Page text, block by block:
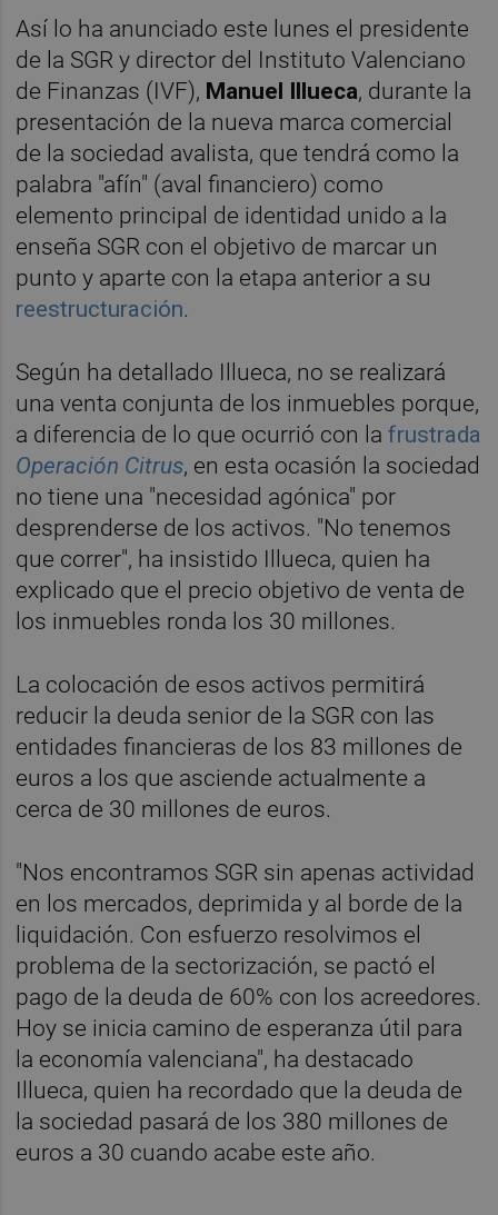
Así lo ha anunciado este lunes el presidente
de la SGR y director del Instituto Valenciano
de Finanzas (IVF), Manuel Illueca, durante la
presentación de la nueva marca comercial
de la sociedad avalista, que tendrá como la
palabra "afín" (aval financiero) como
elemento principal de identidad unido a la
enseña SGR con el objetivo de marcar un
punto y aparte con la etapa anterior a su
reestructuración.
Según ha detallado Illueca, no se realizará
una venta conjunta de los inmuebles porque,
a diferencia de lo que ocurrió con lafrustrada
Operación Citrus, en esta ocasión la sociedad
no tiene una "necesidad agónica" por
desprenderse de los activos. "No tenemos
que correr", ha insistido Illueca, quien ha
explicado que el precio objetivo de venta de
los inmuebles ronda los 30 millones.
La colocación de esos activos permitirá
reducir la deuda senior de la SGR con las
entidades financieras de los 83 millones de
euros a los que asciende actualmente a
cerca de 30 millones de euros.
"Nos encontramos SGR sin apenas actividad
en los mercados, deprimida y al borde de la
liquidación. Con esfuerzo resolvimos el
problema de la sectorización, se pactó el
pago de la deuda de 60% con los acreedores.
Hoy se inicia camino de esperanza útil para
la economía valenciana", ha destacado
Illueca, quien ha recordado que la deuda de
la sociedad pasará de los 380 millones de
euros a 30 cuando acabe este año.